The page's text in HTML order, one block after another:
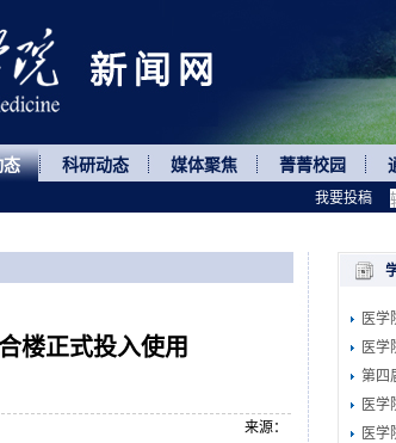
态 科研动态 媒体聚焦 菁菁校园
楼正式投入使用
来源：
医学
医学
第四
医学
医学
我要投稿